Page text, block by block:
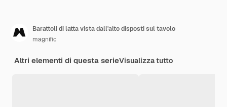
Barattoli di latta vista dall'alto disposti sul tavolo
magnific
Altri elementi di questa serieVisualizza tutto